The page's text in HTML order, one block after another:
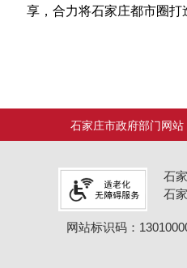
享，合力将石家庄都市圈打